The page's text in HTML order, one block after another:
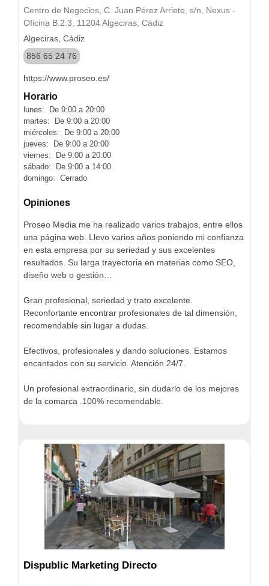
Centro de Negocios, C. Juan Pérez Arriete, s/n, Nexus -
Oficina B.2.3, 11204 Algeciras, Cádiz
Algeciras, Cádiz
856 65 24 76
https://www.proseo.es/
Horario
lunes: De 9:00 a 20:00
martes: De 9:00 a 20:00
miércoles: De 9:00 a 20:00
jueves: De 9:00 a 20:00
viernes: De 9:00 a 20:00
sábado: De 9:00 a 14:00
domingo: Cerrado
Opiniones
Proseo Media me ha realizado varios trabajos, entre ellos
una página web. Llevo varios años poniendo mi confianza
en esta empresa por su seriedad y sus excelentes
resultados. Su larga trayectoria en materias como SEO,
diseño web o gestión…
Gran profesional, seriedad y trato excelente.
Reconfortante encontrar profesionales de tal dimensión,
recomendable sin lugar a dudas.
Efectivos, profesionales y dando soluciones. Estamos
encantados con su servicio. Atención 24/7.
Un profesional extraordinario, sin dudarlo de los mejores
de la comarca .100% recomendable.
Dispublic Marketing Directo